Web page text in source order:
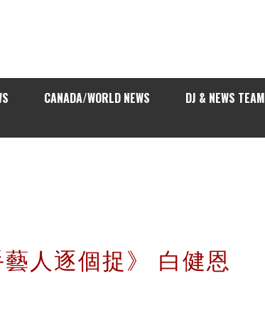
CANADA/WORLD NEWS DJ & NEWS TEAM
藝人逐個捉》 白健恩